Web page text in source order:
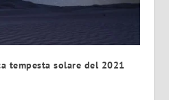
tempesta solare del 2021